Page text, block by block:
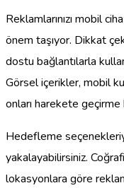
Reklamlarınızı mobil
önem taşıyor. Dikkat
dostu bağlantılarla
Görsel içerikler, mobil
onları harekete
Hedefleme
yakalayabilirsiniz.
lokasyonlara göre